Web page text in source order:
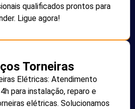
qualificados prontos para
Ligue agora!
Torneiras
Elétricas: Atendimento
para instalação, reparo e
elétricas. Solucionamos